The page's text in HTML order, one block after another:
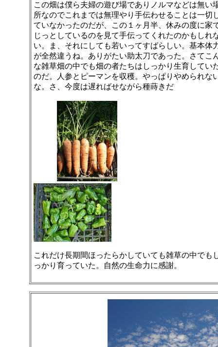
この畑は僕ら夫婦の遊び場でありノルマなどは無い
所なのでこれまでは無理やり手伝わせることは一切
ていなかったのだが、この１ヶ月半、休みの度に家
じっとしているのを見て手伝ってくれたのかもしれ
い。ま、それにしても若いってすばらしい。基本体
が全然違うね。ありがたい助太刀であった。さてこ
な雑草畑の中でも畑の者たちはしっかり生育してい
のだ。人参とピーマンを収穫。やっぱりやめられな
な。さ、今度は遅ればせながら種蒔きだ
これだけ長期間ほったらかしていても雑草の中でも
っかり育っていた。自然の生命力に感謝。